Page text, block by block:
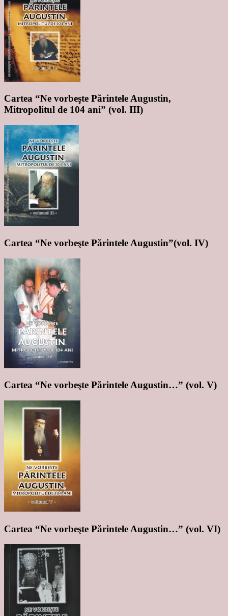
Cartea “Ne vorbeşte Părintele Augustin,
Mitropolitul de 104 ani” (vol. III)
Cartea “Ne vorbeşte Părintele Augustin”(vol. IV)
Cartea “Ne vorbeşte Părintele Augustin…” (vol. V)
Cartea “Ne vorbeşte Părintele Augustin…” (vol. VI)